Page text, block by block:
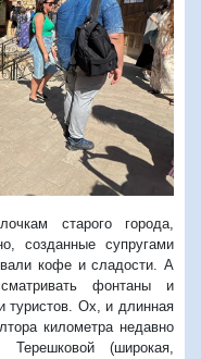
старого города,
созданные супругами
кофе и сладости. А
фонтаны и
туристов. Ох, и длинная
километра недавно
Терешковой (широкая,